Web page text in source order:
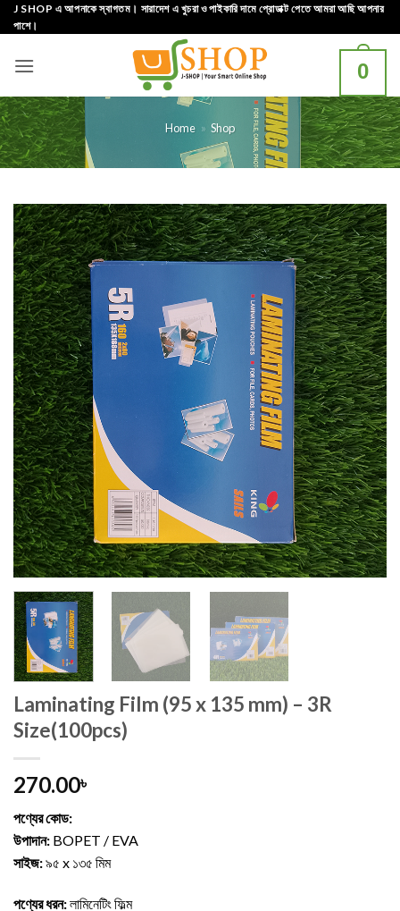
Skip
to
J SHOP এ আপনাকে স্বাগতম। সারাদেশ এ খুচরা ও পাইকারি দামে প্রোডাক্ট পেতে আমরা আছি আপনার
পাশে।
0
Home » Shop
Laminating Film (95 x 135 mm) – 3R
Size(100pcs)
270.00৳
পণ্যের কোড:
উপাদান: BOPET / EVA
সাইজ:৯৫ x ১৩৫ মিম
পণ্যের ধরন:লামিনেটিং ফিল্ম